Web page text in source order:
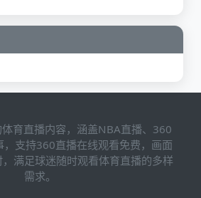
育直播内容，涵盖NBA直播、360
，支持360直播在线观看免费，画面
满足球迷随时观看体育直播的多样
需求。